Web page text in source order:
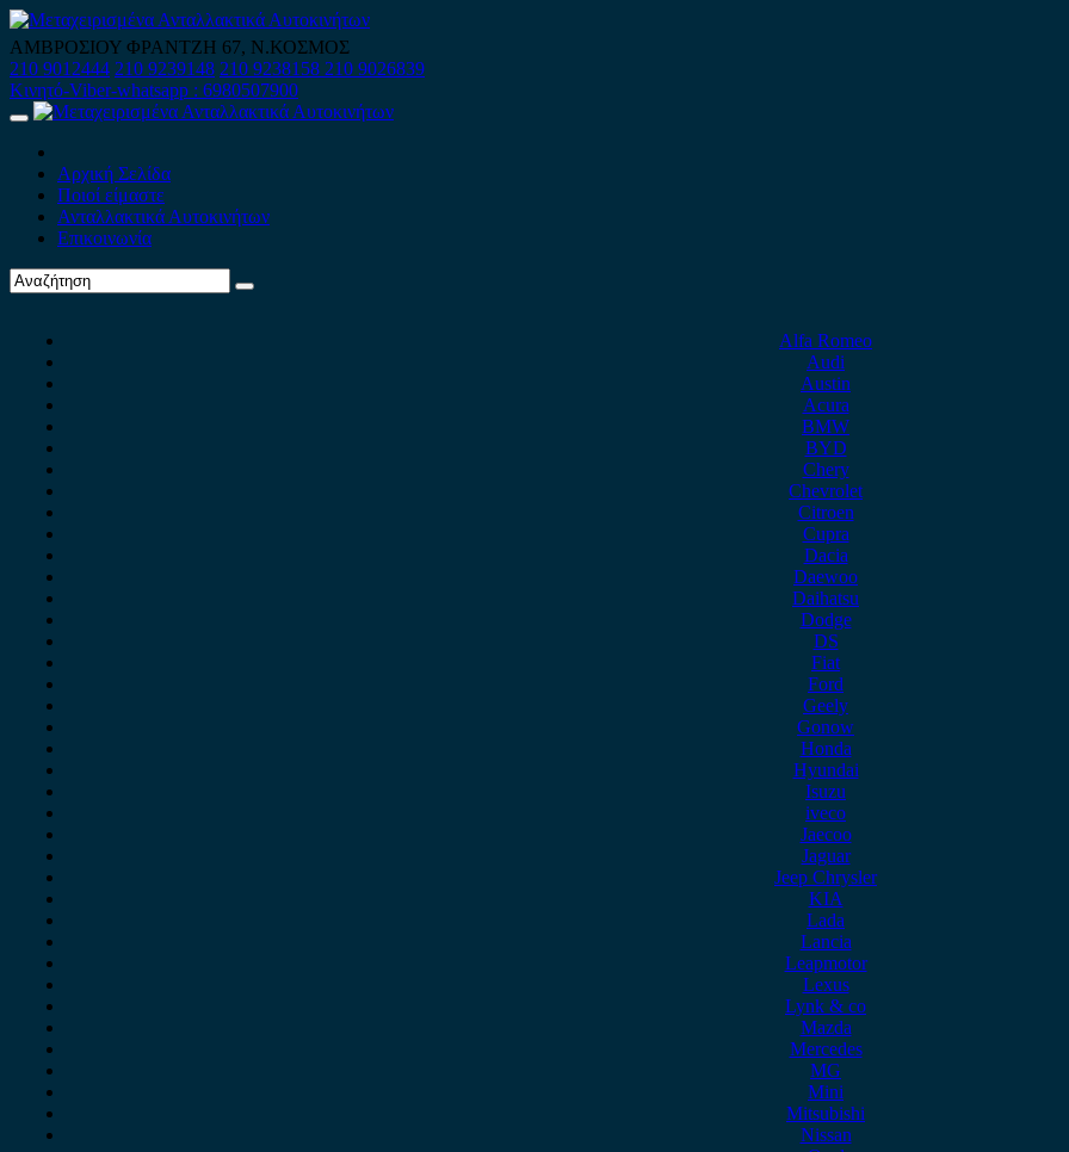
Skip
to
content
ΑΜΒΡΟΣΙΟΥ ΦΡΑΝΤΖΗ 67, Ν.ΚΟΣΜΟΣ
210 9012444 210 9239148 210 9238158 210 9026839
Κινητό-Viber-whatsapp : 6980507900
Primary
Αρχική Σελίδα
Ποιοί είμαστε
Ανταλλακτικά Αυτοκινήτων
Επικοινωνία
Alfa Romeo
Audi
Austin
Acura
BMW
BYD
Chery
Chevrolet
Citroen
Cupra
Dacia
Daewoo
Daihatsu
Dodge
DS
Fiat
Ford
Geely
Gonow
Honda
Hyundai
Isuzu
iveco
Jaecoo
Jaguar
Jeep Chrysler
KIA
Lada
Lancia
Leapmotor
Lexus
Lynk & co
Mazda
Mercedes
MG
Mini
Mitsubishi
Nissan